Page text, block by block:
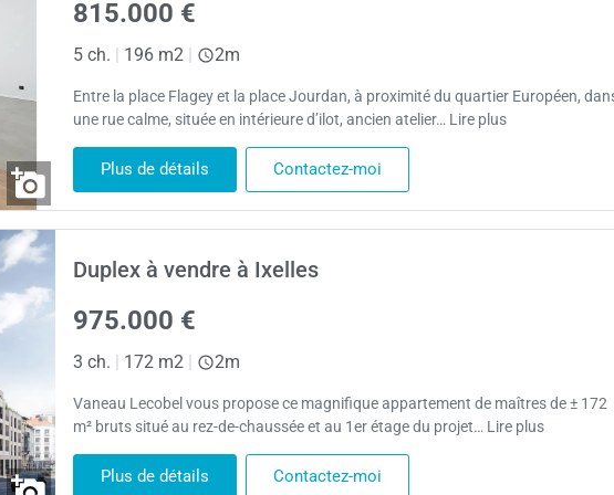
815.000 €
5 ch. 196 m2 2m
Entre la place Flagey et la place Jourdan, à proximité du quartier Européen,
une rue calme, située en intérieure d’ilot, ancien atelier… Lire plus
Plus de détails Contactez-moi
Duplex à vendre à Ixelles
975.000 €
3 ch. 172 m2 2m
Vaneau Lecobel vous propose ce magnifique appartement de maîtres de ± 172
m² bruts situé au rez-de-chaussée et au 1er étage du projet… Lire plus
Plus de détails Contactez-moi